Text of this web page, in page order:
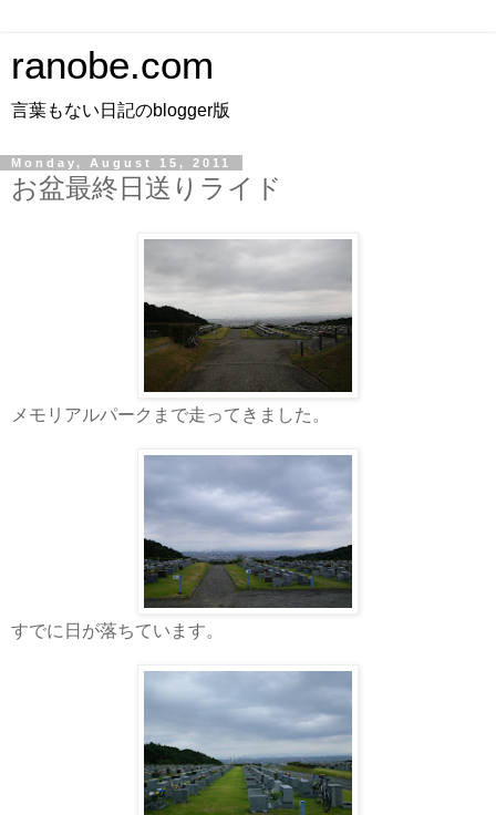
ranobe.com
言葉もない日記のblogger版
Monday, August 15, 2011
お盆最終日送りライド
メモリアルパークまで走ってきました。
すでに日が落ちています。